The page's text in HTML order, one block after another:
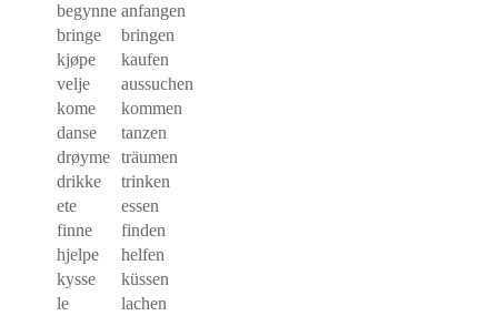
begynne anfangen
bringe
bringen
kjøpe
kaufen
velje
aussuchen
kome
kommen
danse
tanzen
drøyme träumen
drikke
trinken
ete
essen
finne
finden
hjelpe
helfen
kysse
küssen
le
lachen